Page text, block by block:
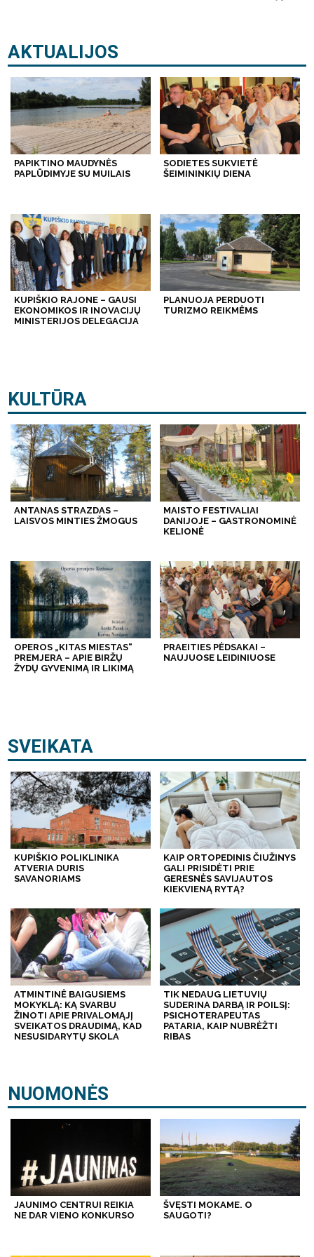
AKTUALIJOS
PAPIKTINO MAUDYNĖS
PAPLŪDIMYJE SU MUILAIS
SODIETES SUKVIETĖ
ŠEIMININKIŲ DIENA
KUPIŠKIO RAJONE – GAUSI
EKONOMIKOS IR INOVACIJŲ
MINISTERIJOS DELEGACIJA
PLANUOJA PERDUOTI
TURIZMO REIKMĖMS
KULTŪRA
ANTANAS STRAZDAS –
LAISVOS MINTIES ŽMOGUS
MAISTO FESTIVALIAI
DANIJOJE – GASTRONOMINĖ
KELIONĖ
OPEROS „KITAS MIESTAS“
PREMJERA – APIE BIRŽŲ
ŽYDŲ GYVENIMĄ IR LIKIMĄ
PRAEITIES PĖDSAKAI –
NAUJUOSE LEIDINIUOSE
SVEIKATA
KUPIŠKIO POLIKLINIKA
ATVERIA DURIS
SAVANORIAMS
KAIP ORTOPEDINIS ČIUŽINYS
GALI PRISIDĖTI PRIE
GERESNĖS SAVIJAUTOS
KIEKVIENĄ RYTĄ?
ATMINTINĖ BAIGUSIEMS
MOKYKLĄ: KĄ SVARBU
ŽINOTI APIE PRIVALOMĄJĮ
SVEIKATOS DRAUDIMĄ, KAD
NESUSIDARYTŲ SKOLA
TIK NEDAUG LIETUVIŲ
SUDERINA DARBĄ IR POILSĮ:
PSICHOTERAPEUTAS
PATARIA, KAIP NUBRĖŽTI
RIBAS
NUOMONĖS
JAUNIMO CENTRUI REIKIA
NE DAR VIENO KONKURSO
ŠVĘSTI MOKAME. O
SAUGOTI?